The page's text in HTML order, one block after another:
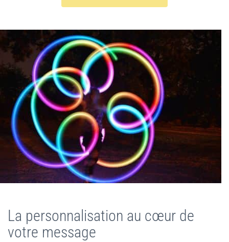
La personnalisation au cœur de
votre message